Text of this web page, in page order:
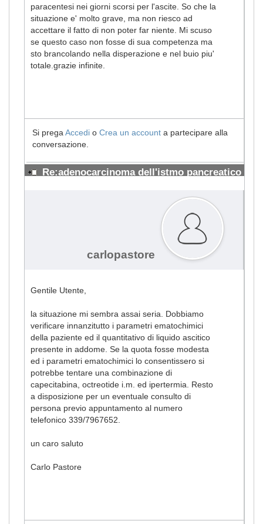
paracentesi nei giorni scorsi per l'ascite. So che la
situazione e' molto grave, ma non riesco ad
accettare il fatto di non poter far niente. Mi scuso
se questo caso non fosse di sua competenza ma
sto brancolando nella disperazione e nel buio piu'
totale.grazie infinite.
Si prega Accedi o Crea un account a partecipare alla
conversazione.
Re:adenocarcinoma dell'istmo pancreatico
carlopastore
Gentile Utente,
la situazione mi sembra assai seria. Dobbiamo
verificare innanzitutto i parametri ematochimici
della paziente ed il quantitativo di liquido ascitico
presente in addome. Se la quota fosse modesta
ed i parametri ematochimici lo consentissero si
potrebbe tentare una combinazione di
capecitabina, octreotide i.m. ed ipertermia. Resto
a disposizione per un eventuale consulto di
persona previo appuntamento al numero
telefonico 339/7967652.
un caro saluto
Carlo Pastore